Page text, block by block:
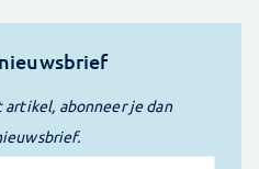
abonneer je dan